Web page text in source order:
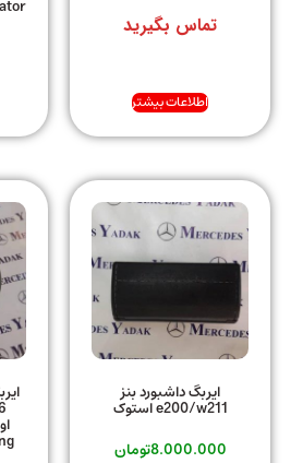
تماس بگیرید
اطلاعات بیشتر
ایربگ داشبورد بنز
e200/w211 استوک
8.000.000تومان